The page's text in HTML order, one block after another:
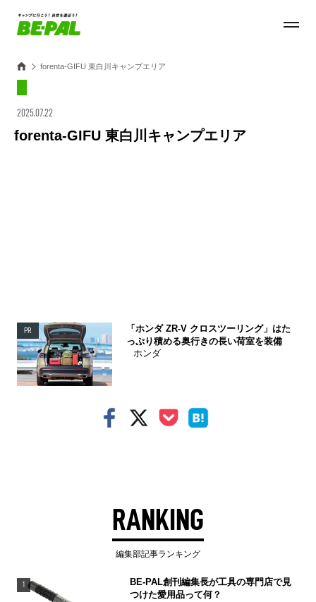
forenta-GIFU 東白川キャンプエリア
2025.07.22
forenta-GIFU 東白川キャンプエリア
PR
「ホンダ ZR-V クロスツーリング」はた
っぷり積める奥行きの長い荷室を装備
ホンダ
RANKING
編集部記事ランキング
1
BE-PAL創刊編集長が工具の専門店で見
つけた愛用品って何？